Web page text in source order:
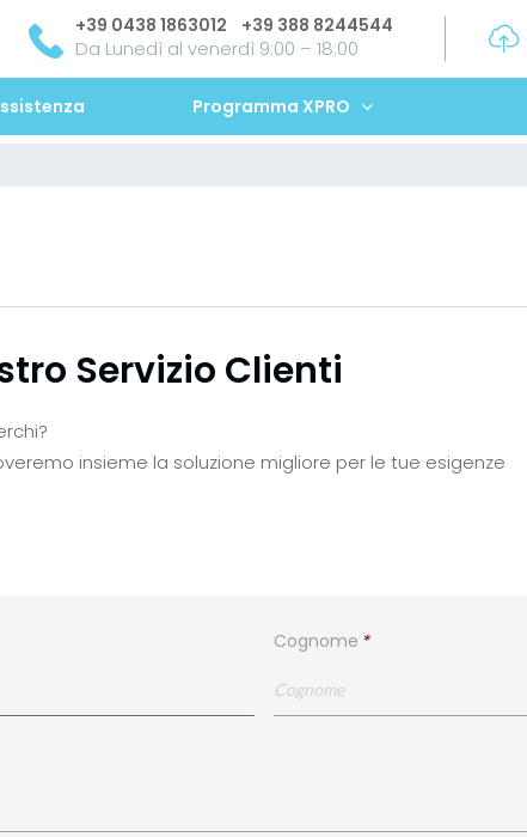
+39 0438 1863012 +39 388 8244544
Da Lunedì al venerdì 9:00 – 18:00
Programma XPRO
Servizio Clienti
insieme la soluzione migliore per le tue esigenze
Cognome *